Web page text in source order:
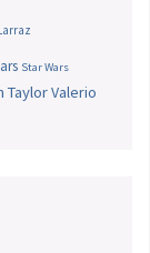
Star Wars
TaylorValerio